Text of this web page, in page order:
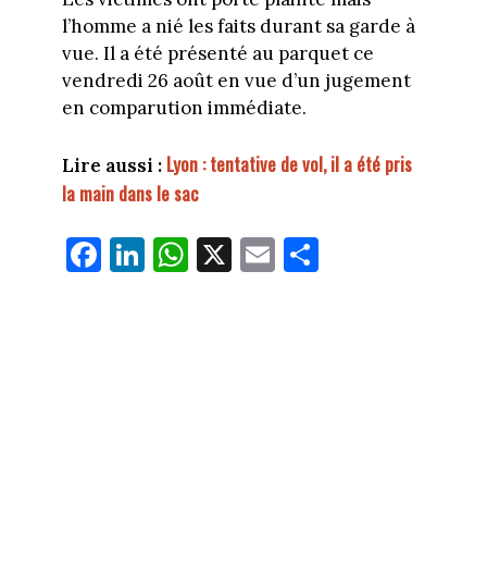
l’homme a nié les faits durant sa garde à
vue. Il a été présenté au parquet ce
vendredi 26 août en vue d’un jugement
en comparution immédiate.
Lire aussi : Lyon : tentative de vol, il a été pris
la main dans le sac
Fa
ce
Li
nk
W
ha
X E
m
Pa